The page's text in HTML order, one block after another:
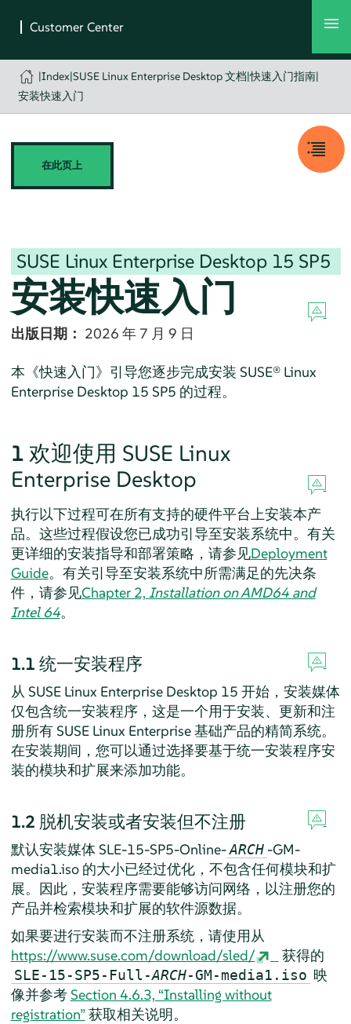
|Index|SUSE Linux Enterprise Desktop 文档|快速入门指南|
安装快速入门
在此页上
SUSE Linux Enterprise Desktop 15 SP5
安装快速入门
出版日期： 2026 年 7 月 9 日
本《快速入门》引导您逐步完成安装 SUSE® Linux
Enterprise Desktop 15 SP5 的过程。
1 欢迎使用 SUSE Linux
Enterprise Desktop
执行以下过程可在所有支持的硬件平台上安装本产
品。这些过程假设您已成功引导至安装系统中。有关
更详细的安装指导和部署策略，请参见Deployment
Guide。 有关引导至安装系统中所需满足的先决条
件，请参见Chapter 2, Installation on AMD64 and
Intel 64。
1.1 统一安装程序
从 SUSE Linux Enterprise Desktop 15 开始，安装媒体
仅包含统一安装程序，这是一个用于安装、更新和注
册所有 SUSE Linux Enterprise 基础产品的精简系统。
在安装期间，您可以通过选择要基于统一安装程序安
装的模块和扩展来添加功能。
1.2 脱机安装或者安装但不注册
默认安装媒体 SLE-15-SP5-Online-ARCH -GM-
media1.iso 的大小已经过优化，不包含任何模块和扩
展。因此，安装程序需要能够访问网络，以注册您的
产品并检索模块和扩展的软件源数据。
如果要进行安装而不注册系统，请使用从
https://www.suse.com/download/sled/
获得的
SLE-15-SP5-Full-ARCH-GM-media1.iso 映
像并参考Section 4.6.3, “Installing without
registration”获取相关说明。